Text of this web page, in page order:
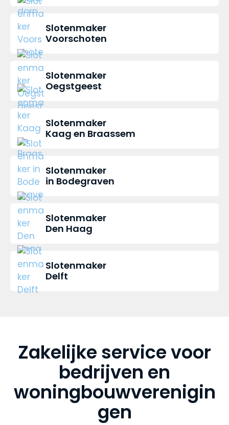
Slotenmaker
Voorschoten
Slotenmaker
Oegstgeest
Slotenmaker
Kaag en Braassem
Slotenmaker
in Bodegraven
Slotenmaker
Den Haag
Slotenmaker
Delft
Zakelijke service voor
bedrijven en
woningbouwverenigin
gen